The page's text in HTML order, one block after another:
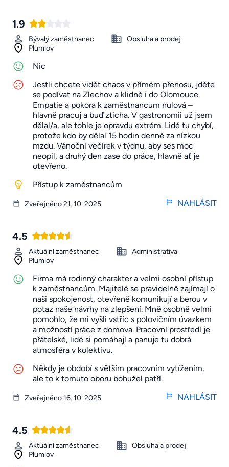
1.9
Bývalý zaměstnanec
Obsluha a prodej
Plumlov
Nic
Jestli chcete vidět chaos v přímém přenosu, jděte
se podívat na Zlechov a klidně i do Olomouce.
Empatie a pokora k zaměstnancům nulová –
hlavně pracuj a buď zticha. V gastronomii už jsem
dělal/a, ale tohle je opravdu extrém. Lidé tu chybí,
protože kdo by dělal 15 hodin denně za nízkou
mzdu. Vánoční večírek v týdnu, aby ses moc
neopil, a druhý den zase do práce, hlavně ať je
otevřeno.
Přístup k zaměstnancům
Zveřejněno 21. 10. 2025 NAHLÁSIT
4.5
Aktuální zaměstnanec
Administrativa
Plumlov
Firma má rodinný charakter a velmi osobní přístup
k zaměstnancům. Majitelé se pravidelně zajímají o
naši spokojenost, otevřeně komunikují a berou v
potaz naše návrhy na zlepšení. Mně osobně velmi
pomohlo, že mi vyšli vstříc s polovičním úvazkem
a možností práce z domova. Pracovní prostředí je
přátelské, lidé si pomáhají a panuje tu dobrá
atmosféra v kolektivu.
Někdy je období s větším pracovním vytížením,
ale to k tomuto oboru bohužel patří.
Zveřejněno 16. 10. 2025 NAHLÁSIT
4.5
Aktuální zaměstnanec
Obsluha a prodej
Plumlov